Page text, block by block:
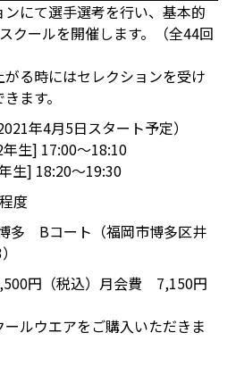
ンにて選手選考を行い、基本的
クールを開催します。（全44回
る時にはセレクションを受け
ます。
年4月5日スタート予定）
生] 17:00～18:10
生] 18:20～19:30
度
多 Bコート（福岡市博多区井
円（税込）月会費 7,150円
ルウエアをご購入いただきま